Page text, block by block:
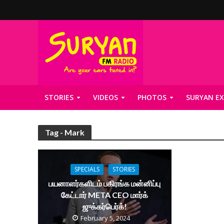
STORIES VIDEOS PHOTOS SURYAN
Tag - Mark
SPECIALS STORIES
பயனாளர்களிடம் பகிரங்க மன்னிப்பு
கேட்டார் META CEO மார்க்
ஜுக்கர்பெர்க்!
February 5, 2024